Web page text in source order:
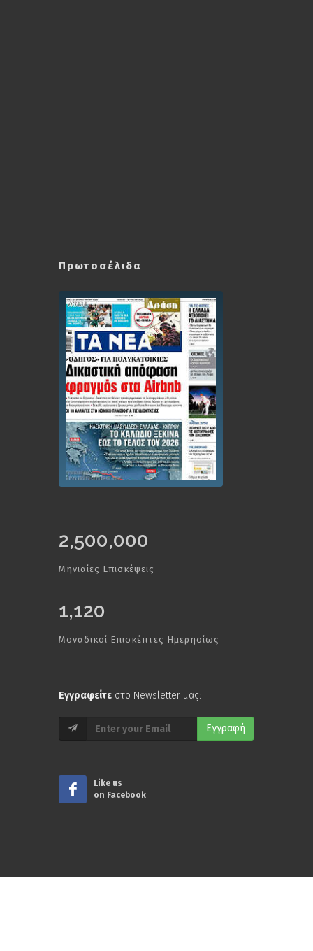
Πρωτοσέλιδα
2,500,000
Μηνιαίες Επισκέψεις
1,120
Μοναδικοί Επισκέπτες Ημερησίως
Εγγραφείτε στο Newsletter μας:
Εγγραφή
Like us
on Facebook